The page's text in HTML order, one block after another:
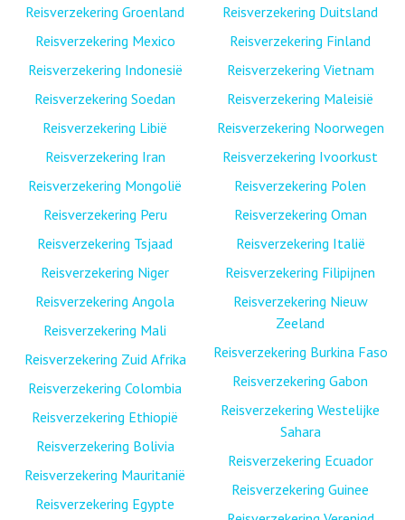
Reisverzekering Groenland
Reisverzekering Mexico
Reisverzekering Indonesië
Reisverzekering Soedan
Reisverzekering Libië
Reisverzekering Iran
Reisverzekering Mongolië
Reisverzekering Peru
Reisverzekering Tsjaad
Reisverzekering Niger
Reisverzekering Angola
Reisverzekering Mali
Reisverzekering Zuid Afrika
Reisverzekering Colombia
Reisverzekering Ethiopië
Reisverzekering Bolivia
Reisverzekering Mauritanië
Reisverzekering Egypte
Reisverzekering Duitsland
Reisverzekering Finland
Reisverzekering Vietnam
Reisverzekering Maleisië
Reisverzekering Noorwegen
Reisverzekering Ivoorkust
Reisverzekering Polen
Reisverzekering Oman
Reisverzekering Italië
Reisverzekering Filipijnen
Reisverzekering Nieuw
Zeeland
Reisverzekering Burkina Faso
Reisverzekering Gabon
Reisverzekering Westelijke
Sahara
Reisverzekering Ecuador
Reisverzekering Guinee